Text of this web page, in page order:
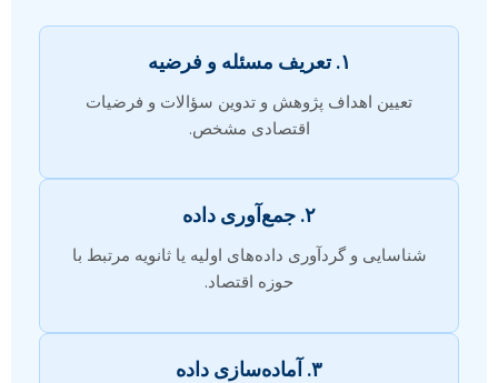
۱. تعریف مسئله و فرضیه
تعیین اهداف پژوهش و تدوین سؤالات و فرضیات
اقتصادی مشخص.
۲. جمع‌آوری داده
شناسایی و گردآوری داده‌های اولیه یا ثانویه مرتبط با
حوزه اقتصاد.
۳. آماده‌سازی داده